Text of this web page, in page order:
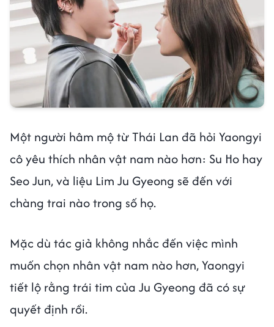
Một người hâm mộ từ Thái Lan đã hỏi Yaongyi
cô yêu thích nhân vật nam nào hơn: Su Ho hay
Seo Jun, và liệu Lim Ju Gyeong sẽ đến với
chàng trai nào trong số họ.
Mặc dù tác giả không nhắc đến việc mình
muốn chọn nhân vật nam nào hơn, Yaongyi
tiết lộ rằng trái tim của Ju Gyeong đã có sự
quyết định rồi.